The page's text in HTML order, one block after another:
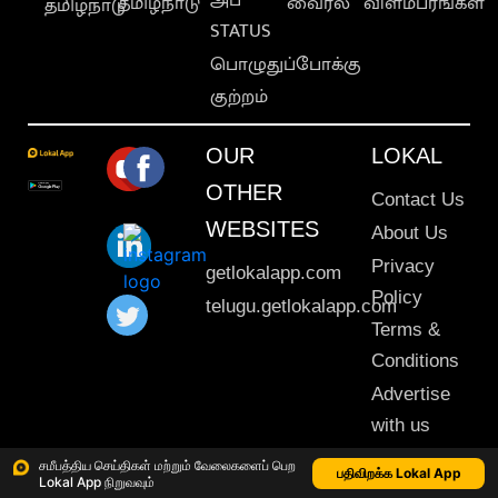
சமீபத்திய செய்திகள் மற்றும் வேலைகளைப் பெற
Lokal App நிறுவவும்
பதிவிறக்க Lokal App
STATUS
பொழுதுப்போக்கு
குற்றம்
OUR
OTHER
WEBSITES
getlokalapp.com
telugu.getlokalapp.com
LOKAL
Contact Us
About Us
Privacy
Policy
Terms &
Conditions
Advertise
with us
Sitemap
This material may not be published, transmitted, rewritten or redistributed. © 2020 Lokal App. All rights reserved.